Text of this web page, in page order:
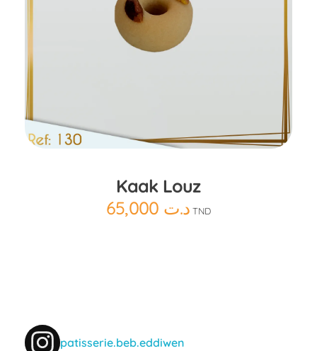
Kaak Louz
د.ت TND
patisserie.beb.eddiwen